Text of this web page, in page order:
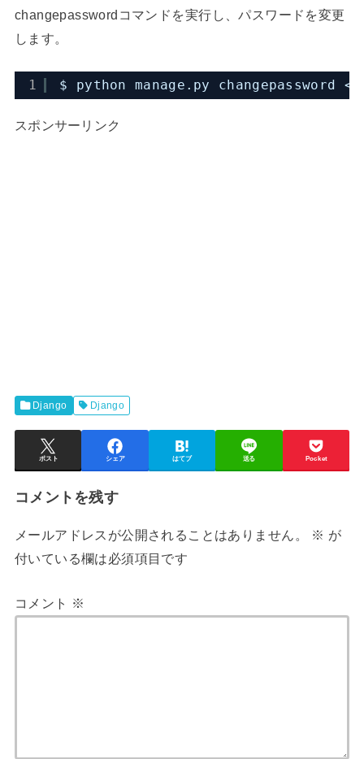
changepasswordコマンドを実行し、パスワードを変更
します。
1 $ python manage.py changepassword
スポンサーリンク
Django Django
ポスト シェア はてブ 送る Pocket
コメントを残す
メールアドレスが公開されることはありません。 ※ が
付いている欄は必須項目です
コメント ※